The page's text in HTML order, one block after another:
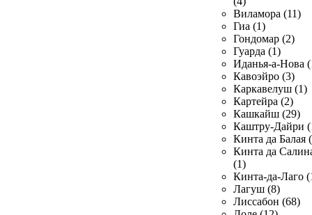
Виламора (11)
Гиа (1)
Гондомар (2)
Гуарда (1)
Иданья-а-Нова
Кавоэйро (3)
Каркавелуш (1)
Картейра (2)
Кашкайш (29)
Каштру-Дайри
Кинта да Балая
Кинта да
(1)
Кинта-да-Лаго
Лагуш (8)
Лиссабон (68)